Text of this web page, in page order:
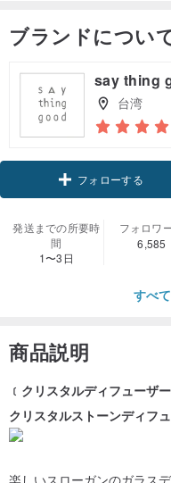
ブランドについ
say thing
台湾
フォローする
発送までの所要時
間
1〜3日
フォロワ
6,585
すべ
商品説明
﹝クリスタルディフューザ
クリスタルストーンディフ
楽しいスローガンのガラスデ